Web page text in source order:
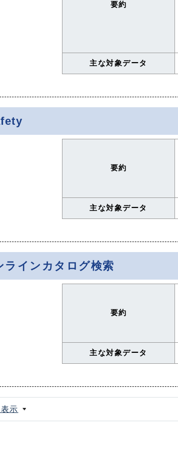
要約
主な対象データ
要約
主な対象データ
ラインカタログ検索
要約
主な対象データ
示